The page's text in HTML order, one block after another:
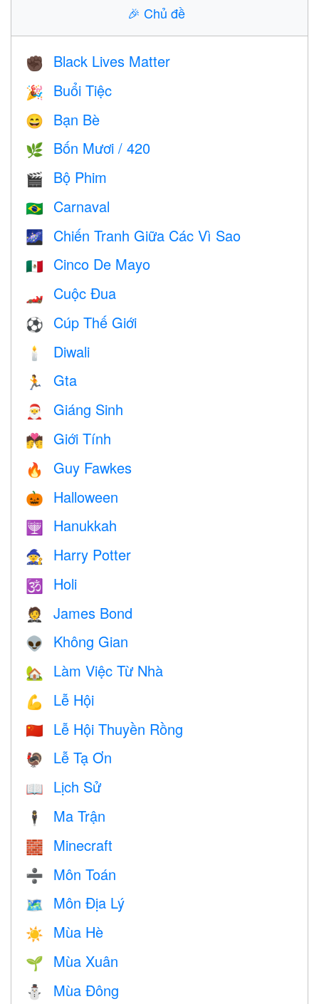
🎉 Chủ đề
✊🏿 Black Lives Matter
🎉 Buổi Tiệc
😄 Bạn Bè
🌿 Bốn Mươi / 420
🎬 Bộ Phim
🇧🇷 Carnaval
🌌 Chiến Tranh Giữa Các Vì Sao
🇲🇽 Cinco De Mayo
🏎 Cuộc Đua
⚽ Cúp Thế Giới
🕯 Diwali
🏃 Gta
🎅 Giáng Sinh
💏 Giới Tính
🔥 Guy Fawkes
🎃 Halloween
🕎 Hanukkah
🧙 Harry Potter
🕉 Holi
🤵 James Bond
👽 Không Gian
🏡 Làm Việc Từ Nhà
💪 Lễ Hội
🇨🇳 Lễ Hội Thuyền Rồng
🦃 Lễ Tạ Ơn
📖 Lịch Sử
🕴️ Ma Trận
🧱 Minecraft
➗ Môn Toán
🗺 Môn Địa Lý
☀️ Mùa Hè
🌱 Mùa Xuân
⛄ Mùa Đông